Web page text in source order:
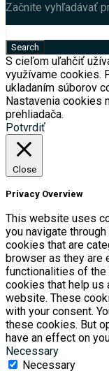
Začnite vyhľadávať
S cieľom uľahčiť
využívame cookies.
ukladaním súborov
Nastavenia cookies
prehliadača.
Potvrdiť
Close
Privacy Overview
This website uses
you navigate
cookies that are
browser as they are
functionalities of
cookies that help us
website. These
with your consent.
these cookies. But
have an effect on
Necessary
Necessary